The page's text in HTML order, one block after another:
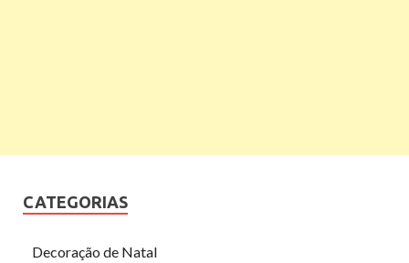
CATEGORIAS
Decoração de Natal